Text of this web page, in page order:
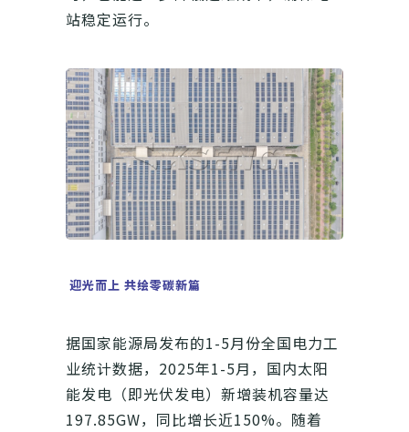
站稳定运行。
迎光而上 共绘零碳新篇
据国家能源局发布的1-5月份全国电力工
业统计数据，2025年1-5月，国内太阳
能发电（即光伏发电）新增装机容量达
197.85GW，同比增长近150%。随着